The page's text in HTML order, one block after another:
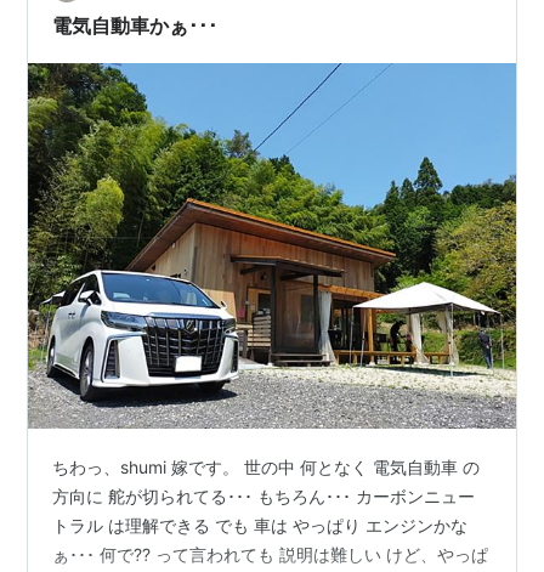
電気自動車かぁ･･･
ちわっ、shumi 嫁です。 世の中 何となく 電気自動車 の
方向に 舵が切られてる･･･ もちろん･･･ カーボンニュー
トラル は理解できる でも 車は やっぱり エンジンかな
ぁ･･･ 何で?? って言われても 説明は難しい けど、やっぱ